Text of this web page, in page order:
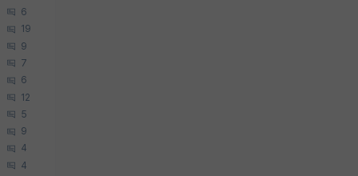
6
19
9
7
6
12
5
9
4
4